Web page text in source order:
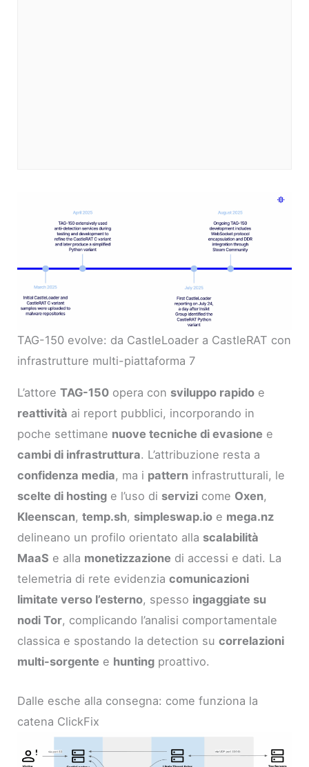
TAG-150 evolve: da CastleLoader a CastleRAT con
infrastrutture multi-piattaforma 7
L’attoreTAG-150 opera con sviluppo rapido e
reattività ai report pubblici, incorporando in
poche settimane nuove tecniche di evasione e
cambi di infrastruttura. L’attribuzione resta a
confidenza media, ma i pattern infrastrutturali, le
scelte di hosting e l’uso di servizi come Oxen,
Kleenscan,temp.sh, simpleswap.io e mega.nz
delineano un profilo orientato alla scalabilità
MaaS e alla monetizzazione di accessi e dati. La
telemetria di rete evidenziacomunicazioni
limitate verso l’esterno, spesso ingaggiate su
nodi Tor, complicando l’analisi comportamentale
classica e spostando la detection sucorrelazioni
multi-sorgente e hunting proattivo.
Dalle esche alla consegna: come funziona la
catena ClickFix